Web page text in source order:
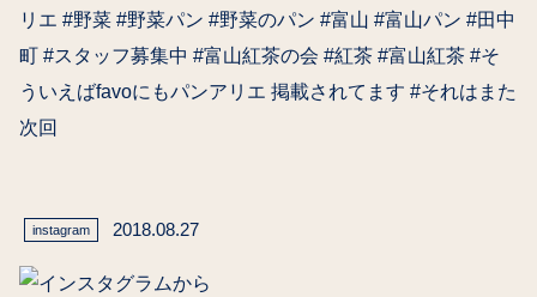
リエ #野菜 #野菜パン #野菜のパン #富山 #富山パン #田中
町 #スタッフ募集中 #富山紅茶の会 #紅茶 #富山紅茶 #そ
ういえばfavoにもパンアリエ 掲載されてます #それはまた
次回
instagram 2018.08.27